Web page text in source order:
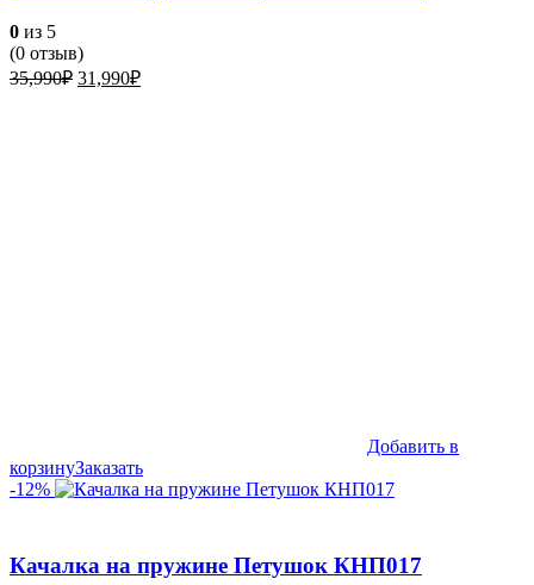
0 из 5
(0 отзыв)
35,990₽ Первоначальная
31,990₽Текущая
Добавить в
корзинуЗаказать
-12%
Качалка на пружине Петушок КНП017